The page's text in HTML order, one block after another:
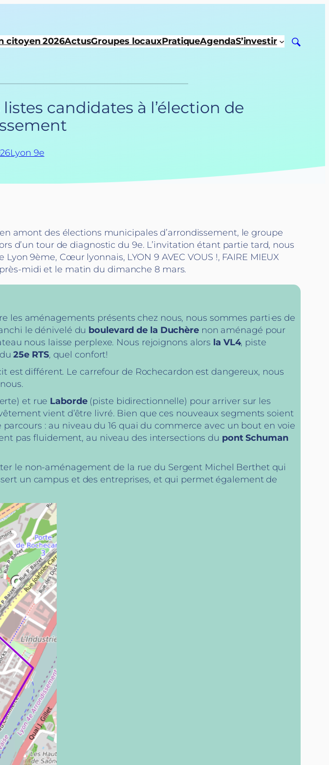
citoyen 2026ActusGroupes locauxPratiqueAgendaS’investir
candidates à l’élection de
Lyon 9e
amont des élections municipales d’arrondissement, le groupe
d’un tour de diagnostic du 9e. L’invitation étant partie tard, nous
9ème, Cœur lyonnais, LYON 9 AVEC VOUS !, FAIRE MIEUX
midi et le matin du dimanche 8 mars.
aménagements présents chez nous, nous sommes parti·es de
le dénivelé du boulevard de la Duchèrenon aménagé pour
nous laisse perplexe. Nous rejoignons alors la VL4, piste
du25e RTS, quel confort!
est différent. Le carrefour de Rochecardon est dangereux, nous
et rue Laborde (piste bidirectionnelle) pour arriver sur les
vient d’être livré. Bien que ces nouveaux segments soient
: au niveau du 16 quai du commerce avec un bout en voie
pas fluidement, au niveau des intersections du pont Schuman
le non-aménagement de la rue du Sergent Michel Berthet qui
un campus et des entreprises, et qui permet également de